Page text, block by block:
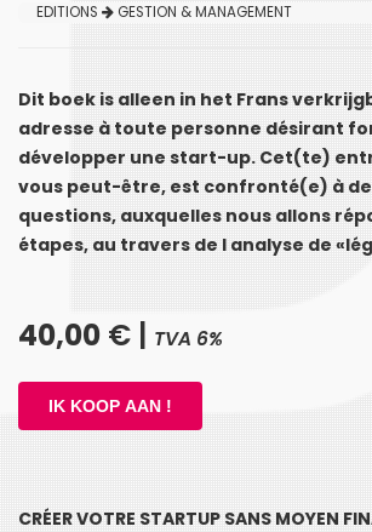
EDITIONS GESTION & MANAGEMENT
Dit boek is alleen in het Frans
adresse à toute personne désirant
développer une start-up. Cet(te)
vous peut-être, est confronté(e) à
questions, auxquelles nous allons
étapes, au travers de l analyse de
40,00 € | TVA 6%
CRÉER VOTRE STARTUP SANS MOYEN